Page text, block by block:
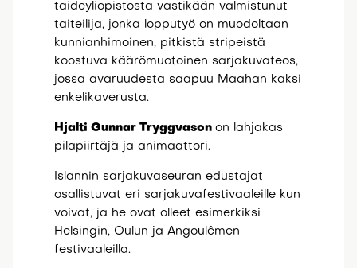
taideyliopistosta vastikään valmistunut
taiteilija, jonka lopputyö on muodoltaan
kunnianhimoinen, pitkistä stripeistä
koostuva käärömuotoinen sarjakuvateos,
jossa avaruudesta saapuu Maahan kaksi
enkelikaverusta.
Hjalti Gunnar Tryggvason on lahjakas
pilapiirtäjä ja animaattori.
Islannin sarjakuvaseuran edustajat
osallistuvat eri sarjakuvafestivaaleille kun
voivat, ja he ovat olleet esimerkiksi
Helsingin, Oulun ja Angoulêmen
festivaaleilla.